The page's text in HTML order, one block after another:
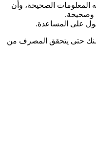
المعلومات الصحيحة، وأن
وصحيحة.
على المساعدة.
حتى يتحقق المصرف من